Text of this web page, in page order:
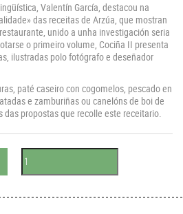
Valentín García, destacou na
das receitas de Arzúa, que mostran
unido a unha investigación seria
o primeiro volume, Cociña II presenta
ilustradas polo fotógrafo e deseñador
paté caseiro con cogomelos, pescado en
e zamburiñas ou canelóns de boi de
das propostas que recolle este receitario.